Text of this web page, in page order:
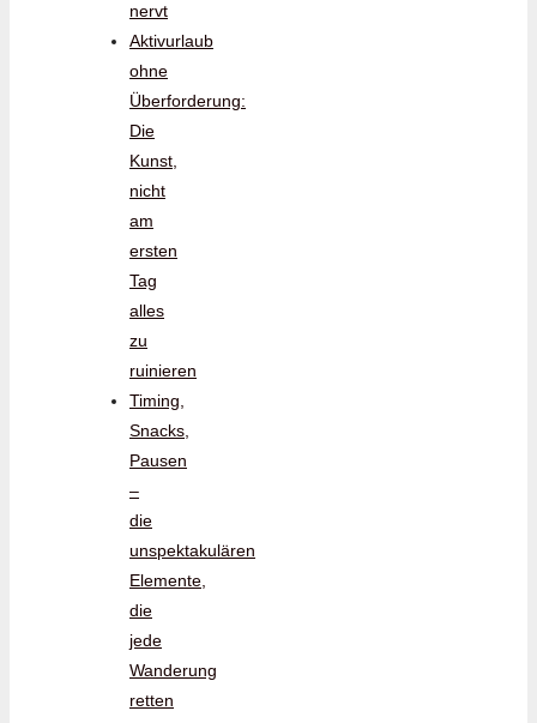
nervt
Aktivurlaub
ohne
Überforderung:
Die
Kunst,
nicht
am
ersten
Tag
alles
zu
ruinieren
Timing,
Snacks,
Pausen
–
die
unspektakulären
Elemente,
die
jede
Wanderung
retten